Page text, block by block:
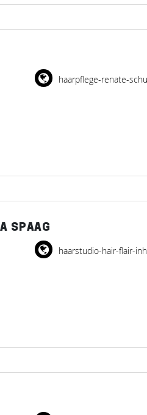
haarpflege-renate-
SPAAG
haarstudio-hair-flair-